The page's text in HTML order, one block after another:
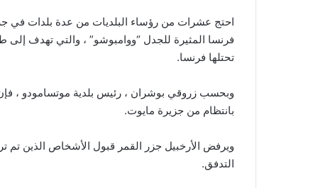
احتج عشرات من رؤساء البلديات من عدة بلدات في
فرنسا المثيرة للجدل “ووامبوشو” ، والتي تهدف
تحتلها فرنسا.
وبحسب زروقي بوشران ، رئيس بلدية موتسامودو ،
بانتظام من جزيرة مايوت.
ويرفض الأرخبيل جزر القمر قبول الأشخاص الذين تم
التدفق.